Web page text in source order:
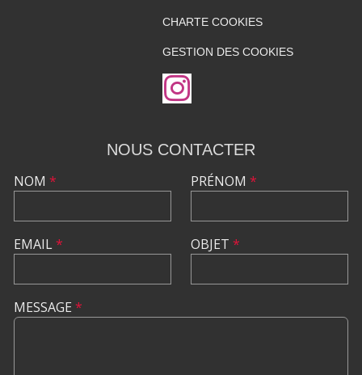
CHARTE COOKIES
GESTION DES COOKIES
NOUS CONTACTER
NOM *
EMAIL*
PRÉNOM *
OBJET *
MESSAGE *